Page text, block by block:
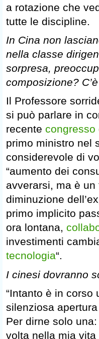
a rotazione che
tutte le discipline.
In Cina non
nella classe
sorpresa,
composizione?
Il Professore
si può parlare in
recente congresso
primo ministro nel
considerevole di
“aumento dei
avverarsi, ma è
diminuzione
primo implicito
ora lontana,
investimenti
tecnologia“.
I cinesi dovranno
“Intanto è in corso
silenziosa
Per dirne solo
volta nella mia vita